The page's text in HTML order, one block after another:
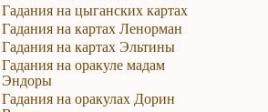
Гадания на цыганских картах
Гадания на картах Ленорман
Гадания на картах Эльтины
Гадания на оракуле мадам
Эндоры
Гадания на оракулах Дорин